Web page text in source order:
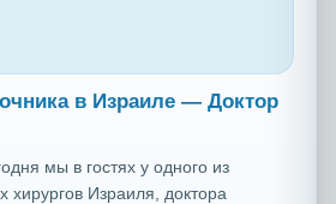
в Израиле — Доктор
мы в гостях у одного из
хирургов Израиля, доктора